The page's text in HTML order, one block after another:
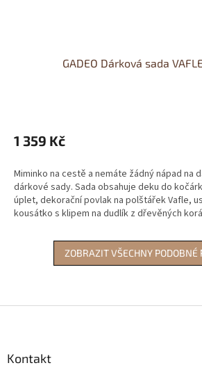
GADEO Dárková sada
1 359 Kč
Miminko na cestě a nemáte žádný nápad na
dárkové sady. Sada obsahuje deku do
úplet, dekorační povlak na polštářek Vafle,
kousátko s klipem na dudlík z dřevěných
ZOBRAZIT VŠECHNY PODOBNÉ
Kontakt